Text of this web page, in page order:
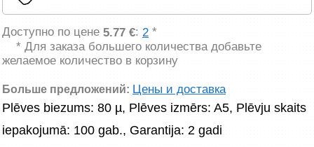
Доступно по цене 5.77 €: 2 *
* Для заказа большего количества добавьте
желаемое количество в корзину
Больше предложений: Цены и доставка
Plēves biezums: 80 µ, Plēves izmērs: A5, Plēvju skaits
iepakojumā: 100 gab., Garantija: 2 gadi